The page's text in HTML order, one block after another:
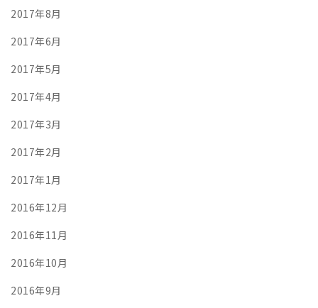
2017年8月
2017年6月
2017年5月
2017年4月
2017年3月
2017年2月
2017年1月
2016年12月
2016年11月
2016年10月
2016年9月